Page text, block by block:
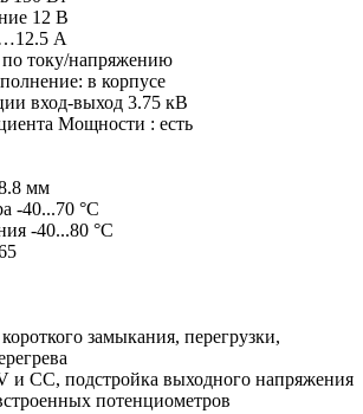
12 В
А
току/напряжению
в корпусе
вход-выход 3.75 кВ
Мощности : есть
мм
-40...70 °C
-40...80 °C
замыкания, перегрузки,
и СС, подстройка выходного напряжения
потенциометров